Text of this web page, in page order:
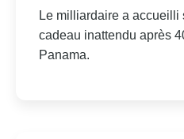
Le milliardaire a accueilli
cadeau inattendu après
Panama.